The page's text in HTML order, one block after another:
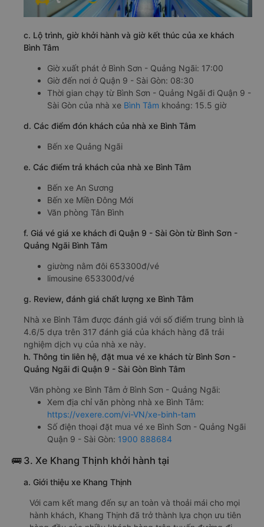
c. Lộ trình, giờ khởi hành và giờ kết thúc của xe khách
Bình Tâm
Giờ xuất phát ở Bình Sơn - Quảng Ngãi: 17:00
Giờ đến nơi ở Quận 9 - Sài Gòn: 08:30
Thời gian chạy từ Bình Sơn - Quảng Ngãi đi Quận 9 -
Sài Gòn của nhà xe Bình Tâm khoảng: 15.5 giờ
d. Các điểm đón khách của nhà xe Bình Tâm
Bến xe Quảng Ngãi
e. Các điểm trả khách của nhà xe Bình Tâm
Bến xe An Sương
Bến xe Miền Đông Mới
Văn phòng Tân Bình
f. Giá vé giá xe khách đi Quận 9 - Sài Gòn từ Bình Sơn -
Quảng Ngãi Bình Tâm
giường nằm đôi 653300đ/vé
limousine 653300đ/vé
g. Review, đánh giá chất lượng xe Bình Tâm
Nhà xe Bình Tâm được đánh giá với số điểm trung bình là
4.6/5 dựa trên 317 đánh giá của khách hàng đã trải
nghiệm dịch vụ của nhà xe này.
h. Thông tin liên hệ, đặt mua vé xe khách từ Bình Sơn -
Quảng Ngãi đi Quận 9 - Sài Gòn Bình Tâm
Văn phòng xe Bình Tâm ở Bình Sơn - Quảng Ngãi:
Xem địa chỉ văn phòng nhà xe Bình Tâm:
https://vexere.com/vi-VN/xe-binh-tam
Số điện thoại đặt mua vé xe Bình Sơn - Quảng Ngãi
Quận 9 - Sài Gòn: 1900 888684
🚌 3. Xe Khang Thịnh khởi hành tại
a. Giới thiệu xe Khang Thịnh
Với cam kết mang đến sự an toàn và thoải mái cho mọi
hành khách, Khang Thịnh đã trở thành lựa chọn ưu tiên